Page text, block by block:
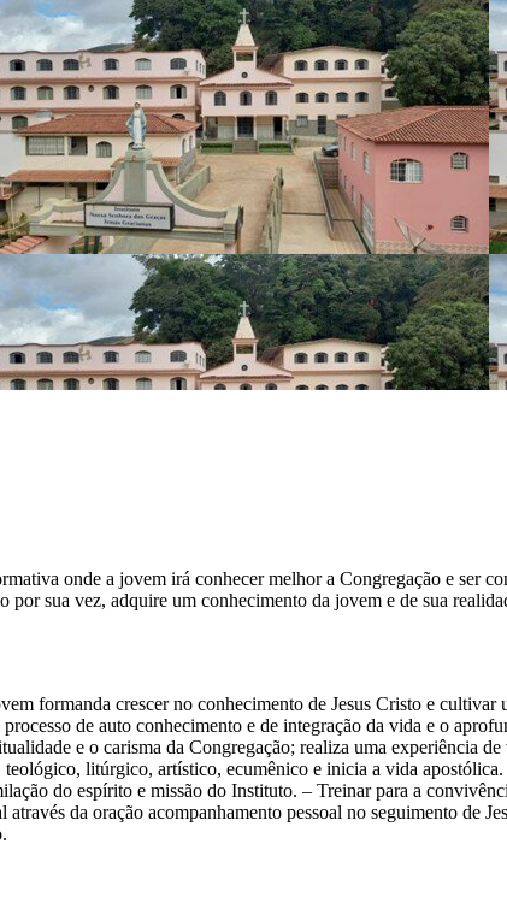
onde a jovem irá conhecer melhor a Congregação e ser
por sua vez, adquire um conhecimento da jovem e de sua
formanda crescer no conhecimento de Jesus Cristo e
de auto conhecimento e de integração da vida e o
e o carisma da Congregação; realiza uma experiência
litúrgico, artístico, ecumênico e inicia a vida
do espírito e missão do Instituto. – Treinar para a
da oração acompanhamento pessoal no seguimento de